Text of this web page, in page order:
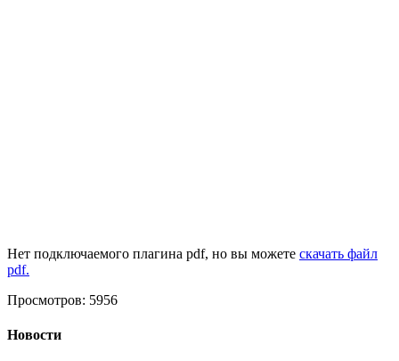
Нет подключаемого плагина pdf, но вы можете скачать файл
pdf.
Просмотров: 5956
Новости